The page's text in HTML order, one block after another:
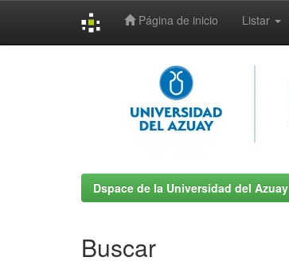
Página de inicio Listar
Dspace de la Universidad del Azuay
Buscar